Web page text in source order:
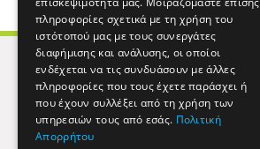
πληροφορίες σχετικά με τη χρήση του
ιστότοπού μας με τους συνεργάτες
διαφήμισης και ανάλυσης, οι οποίοι
ενδέχεται να τις συνδυάσουν με άλλες
πληροφορίες που τους έχετε παράσχει ή
που έχουν συλλέξει από τη χρήση των
υπηρεσιών τους από εσάς. Πολιτική
Απορρήτου